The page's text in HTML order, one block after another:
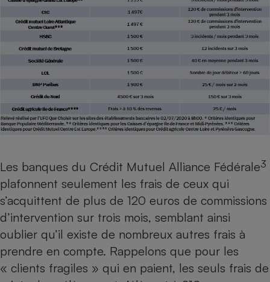
Les banques du Crédit Mutuel Alliance Fédérale3
plafonnent seulement les frais de ceux qui
s’acquittent de plus de 120 euros de commissions
d’intervention sur trois mois, semblant ainsi
oublier qu’il existe de nombreux autres frais à
prendre en compte. Rappelons que pour les
« clients fragiles » qui en paient, les seuls frais de